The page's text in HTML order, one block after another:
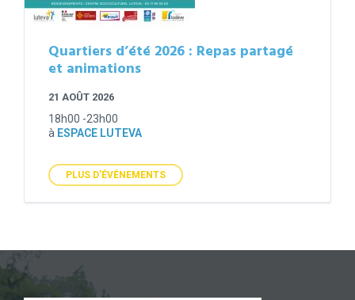
Quartiers d’été 2026 : Repas partagé
et animations
21 AOÛT 2026
18h00 -23h00
à ESPACE LUTEVA
PLUS D'ÉVÉNEMENTS